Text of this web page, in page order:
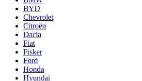
BYD
Chevrolet
Citroën
Dacia
Fiat
Fisker
Ford
Honda
Hyundai